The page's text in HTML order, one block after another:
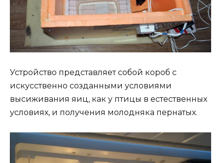
Устройство представляет собой короб с
искусственно созданными условиями
высиживания яиц, как у птицы в естественных
условиях, и получения молодняка пернатых.